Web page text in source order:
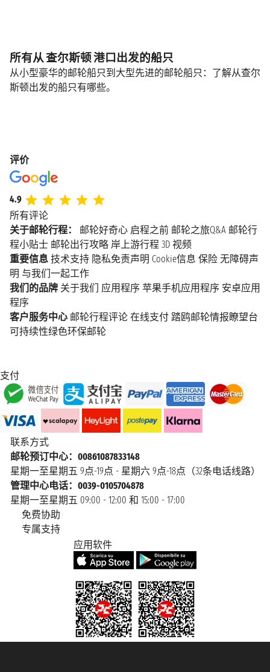
所有从 查尔斯顿 港口出发的船只
从小型豪华的邮轮船只到大型先进的邮轮船只：了解从查尔
斯顿出发的船只有哪些。
评价
4.9
所有评论
关于邮轮行程：
邮轮好奇心 启程之前 邮轮之旅Q&A 邮轮行
程小贴士 邮轮出行攻略 岸上游行程 3D 视频
重要信息 技术支持 隐私免责声明 Cookie信息 保险 无障碍声
明 与我们一起工作
我们的品牌 关于我们 应用程序 苹果手机应用程序 安卓应用
程序
客户服务中心 邮轮行程评论 在线支付 踏鸥邮轮情报瞭望台
可持续性绿色环保邮轮
支付
联系方式
邮轮预订中心：00861087833148
星期一至星期五 9点-19点 - 星期六 9点-18点（32条电话线路）
管理中心电话：0039-0105704878
星期一至星期五 09:00 - 12:00 和 15:00 - 17:00
免费协助
专属支持
应用软件